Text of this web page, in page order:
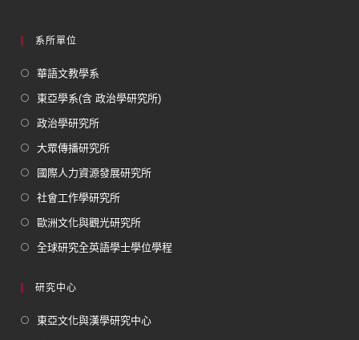
系所單位
華語文教學系
東亞學系(含 政治學研究所)
政治學研究所
大眾傳播研究所
國際人力資源發展研究所
社會工作學研究所
歐洲文化與觀光研究所
全球研究全英語學士學位學程
研究中心
東亞文化與漢學研究中心